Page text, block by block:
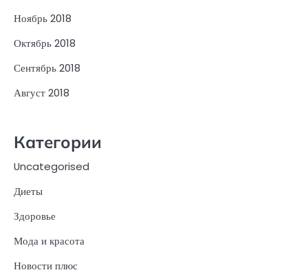
Ноябрь 2018
Октябрь 2018
Сентябрь 2018
Август 2018
Категории
Uncategorised
Диеты
Здоровье
Мода и красота
Новости плюс